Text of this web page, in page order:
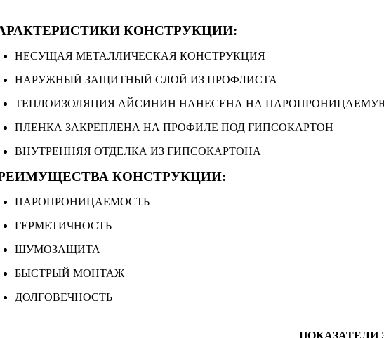
КОНСТРУКЦИИ:
НЕСУЩАЯ МЕТАЛЛИЧЕСКАЯ КОНСТРУКЦИЯ
НАРУЖНЫЙ ЗАЩИТНЫЙ СЛОЙ ИЗ ПРОФЛИСТА
ТЕПЛОИЗОЛЯЦИЯ АЙСИНИН НАНЕСЕНА НА
ПЛЕНКА ЗАКРЕПЛЕНА НА ПРОФИЛЕ ПОД ГИПСОКАРТОН
ВНУТРЕННЯЯ ОТДЕЛКА ИЗ ГИПСОКАРТОНА
КОНСТРУКЦИИ:
ПАРОПРОНИЦАЕМОСТЬ
ГЕРМЕТИЧНОСТЬ
ШУМОЗАЩИТА
БЫСТРЫЙ МОНТАЖ
ДОЛГОВЕЧНОСТЬ